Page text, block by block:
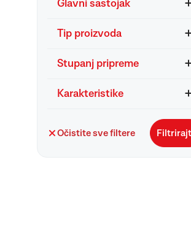
Glavni sastojak
Tip proizvoda
Stupanj pripreme
Karakteristike
Očistite sve filtere